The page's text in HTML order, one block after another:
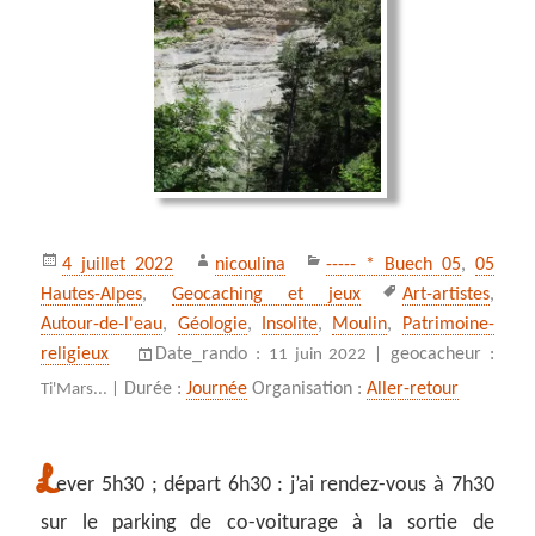
Publié
le
4 juillet 2022 Auteur
nicoulina Catégories
----- * Buech 05, 05
Hautes-Alpes,Geocaching et jeux
Mots-
clés
Art-artistes,
Autour-de-l'eau, Géologie, Insolite, Moulin,
Patrimoine-
religieux
Date_rando : 11 juin 2022 | geocacheur :
Ti'Mars... | Durée :Journée Organisation :Aller-retour
Lever 5h30 ; départ 6h30 : j’ai rendez-vous à 7h30
sur le parking de co-voiturage à la sortie de